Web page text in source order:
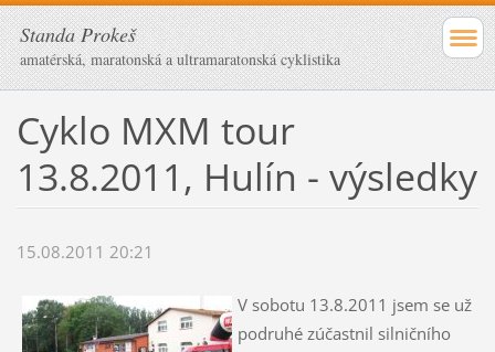
Standa Prokeš
amatérská, maratonská a ultramaratonská cyklistika
Cyklo MXM tour
13.8.2011, Hulín - výsledky
15.08.2011 20:21
V sobotu 13.8.2011 jsem se už
podruhé zúčastnil silničního